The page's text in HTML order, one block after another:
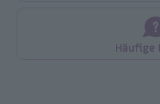
Häufige